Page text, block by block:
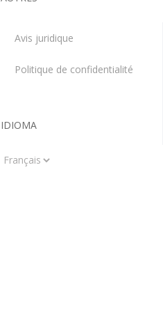
Avis juridique
Politique de confidentialité
IDIOMA
Idioma